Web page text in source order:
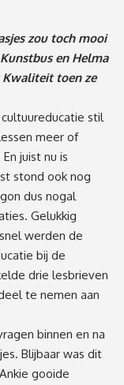
zou toch mooi
en Helma
Kwaliteit toen ze
stil
meer of
juist nu is
stond ook nog
dus nogal
Gelukkig
werden de
bij de
drie lesbrieven
te nemen aan
binnen en na
Blijbaar was dit
gooide